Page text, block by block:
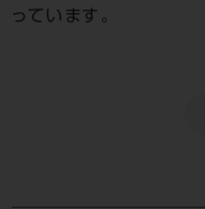
っています。